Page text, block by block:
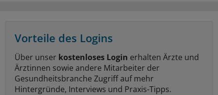
Vorteile des Logins
Über unser kostenloses Login erhalten Ärzte und
Ärztinnen sowie andere Mitarbeiter der
Gesundheitsbranche Zugriff auf mehr
Hintergründe, Interviews und Praxis-Tipps.